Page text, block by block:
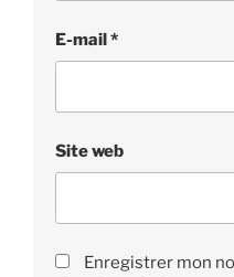
E-mail*
Site web
Enregistrer mon